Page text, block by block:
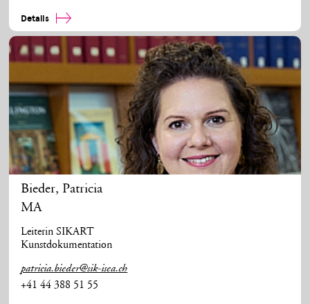
Details
Bieder, Patricia
MA
Leiterin SIKART
Kunstdokumentation
patricia.bieder@sik-isea.ch
+41 44 388 51 55